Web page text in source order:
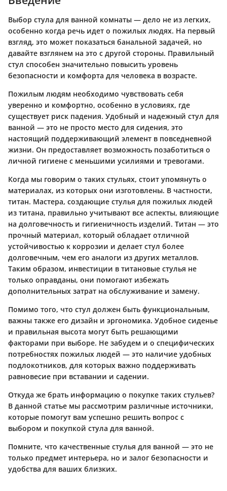
Выбор стула для ванной комнаты — дело не из легких,
особенно когда речь идет о пожилых людях. На первый
взгляд, это может показаться банальной задачей, но
давайте взглянем на это с другой стороны. Правильный
стул способен значительно повысить уровень
безопасности и комфорта для человека в возрасте.
Пожилым людям необходимо чувствовать себя
уверенно и комфортно, особенно в условиях, где
существует риск падения. Удобный и надежный стул для
ванной — это не просто место для сидения, это
настоящий поддерживающий элемент в повседневной
жизни. Он предоставляет возможность позаботиться о
личной гигиене с меньшими усилиями и тревогами.
Когда мы говорим о таких стульях, стоит упомянуть о
материалах, из которых они изготовлены. В частности,
титан. Мастера, создающие стулья для пожилых людей
из титана, правильно учитывают все аспекты, влияющие
на долговечность и гигиеничность изделий. Титан — это
прочный материал, который обладает отличной
устойчивостью к коррозии и делает стул более
долговечным, чем его аналоги из других металлов.
Таким образом, инвестиции в титановые стулья не
только оправданы, они помогают избежать
дополнительных затрат на обслуживание и замену.
Помимо того, что стул должен быть функциональным,
важны также его дизайн и эргономика. Удобное сиденье
и правильная высота могут быть решающими
факторами при выборе. Не забудем и о специфических
потребностях пожилых людей — это наличие удобных
подлокотников, для которых важно поддерживать
равновесие при вставании и садении.
Откуда же брать информацию о покупке таких стульев?
В данной статье мы рассмотрим различные источники,
которые помогут вам успешно решить вопрос с
выбором и покупкой стула для ванной.
Помните, что качественные стулья для ванной — это не
только предмет интерьера, но и залог безопасности и
удобства для ваших близких.